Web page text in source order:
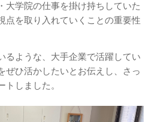
大学院の仕事を掛け持ちしていた
点を取り入れていくことの重要性
るような、大手企業で活躍してい
ぜひ活かしたいとお伝えし、さっ
トしました。